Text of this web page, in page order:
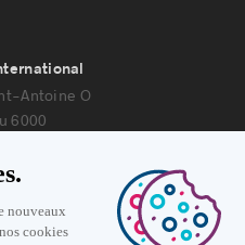
Antoine O
6000